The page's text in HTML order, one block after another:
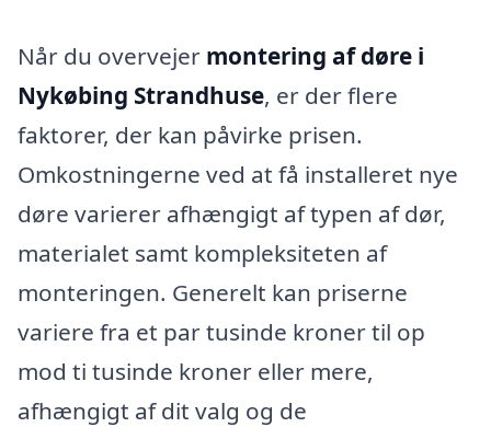
Når du overvejer montering af døre i
Nykøbing Strandhuse, er der flere
faktorer, der kan påvirke prisen.
Omkostningerne ved at få installeret nye
døre varierer afhængigt af typen af dør,
materialet samt kompleksiteten af
monteringen. Generelt kan priserne
variere fra et par tusinde kroner til op
mod ti tusinde kroner eller mere,
afhængigt af dit valg og de